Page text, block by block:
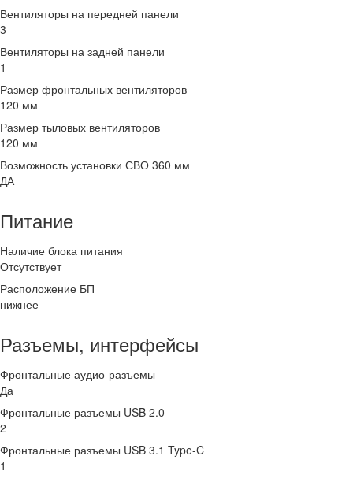
Вентиляторы на передней панели
3
Вентиляторы на задней панели
1
Размер фронтальных вентиляторов
120 мм
Размер тыловых вентиляторов
120 мм
Возможность установки СВО 360 мм
ДА
Питание
Наличие блока питания
Отсутствует
Расположение БП
нижнее
Разъемы, интерфейсы
Фронтальные аудио-разъемы
Да
Фронтальные разъемы USB 2.0
2
Фронтальные разъемы USB 3.1 Type-C
1